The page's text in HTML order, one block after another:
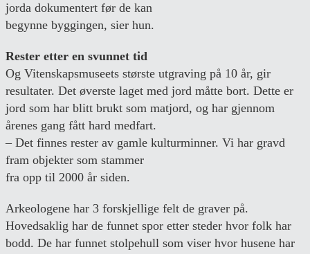
jorda dokumentert før de kan
begynne byggingen, sier hun.
Rester etter en svunnet tid
Og Vitenskapsmuseets største utgraving på 10 år, gir
resultater. Det øverste laget med jord måtte bort. Dette er
jord som har blitt brukt som matjord, og har gjennom
årenes gang fått hard medfart.
– Det finnes rester av gamle kulturminner. Vi har gravd
fram objekter som stammer
fra opp til 2000 år siden.
Arkeologene har 3 forskjellige felt de graver på.
Hovedsaklig har de funnet spor etter steder hvor folk har
bodd. De har funnet stolpehull som viser hvor husene har